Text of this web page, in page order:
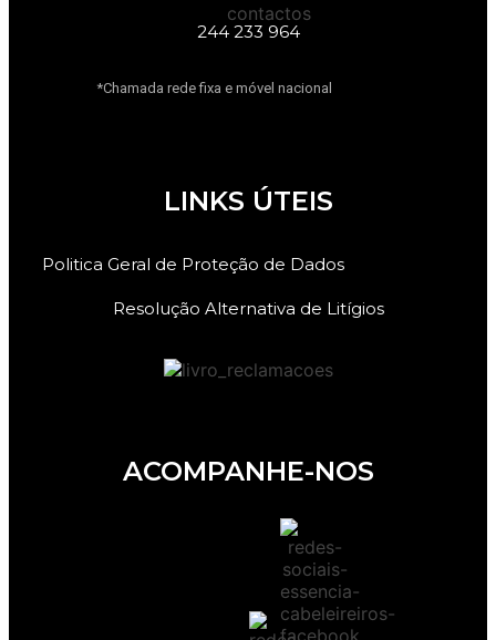
244 233 964
*Chamada rede fixa e móvel nacional
LINKS ÚTEIS
Politica Geral de Proteção de Dados
Resolução Alternativa de Litígios
ACOMPANHE-NOS